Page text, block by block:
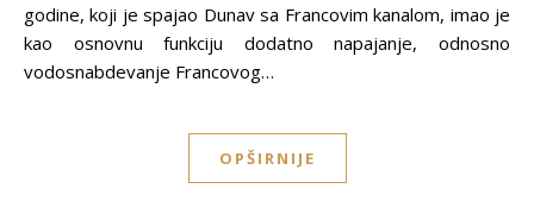
godine, koji je spajao Dunav sa Francovim kanalom, imao je
kao osnovnu funkciju dodatno napajanje, odnosno
vodosnabdevanje Francovog…
OPŠIRNIJE